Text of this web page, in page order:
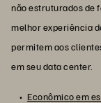
não estruturados de
melhor experiência
permitem aos
em seu data center.
Econômico em